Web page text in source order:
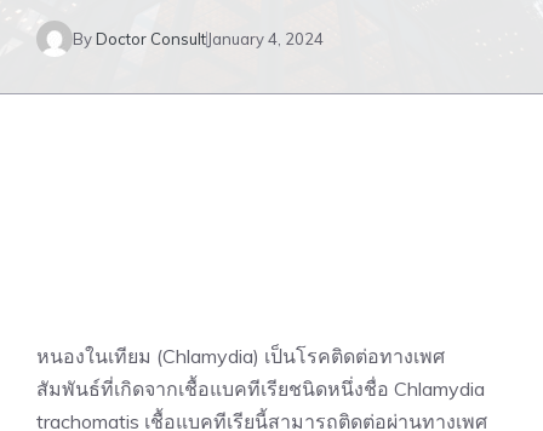
ByDoctor ConsultJanuary 4, 2024
หนองในเทียม (Chlamydia) เป็นโรคติดต่อทางเพศ
สัมพันธ์ที่เกิดจากเชื้อแบคทีเรียชนิดหนึ่งชื่อ Chlamydia
trachomatis เชื้อแบคทีเรียนี้สามารถติดต่อผ่านทางเพศ